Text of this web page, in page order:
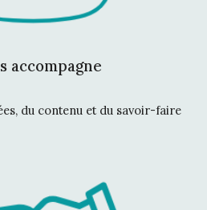
accompagne
du contenu et du savoir-faire